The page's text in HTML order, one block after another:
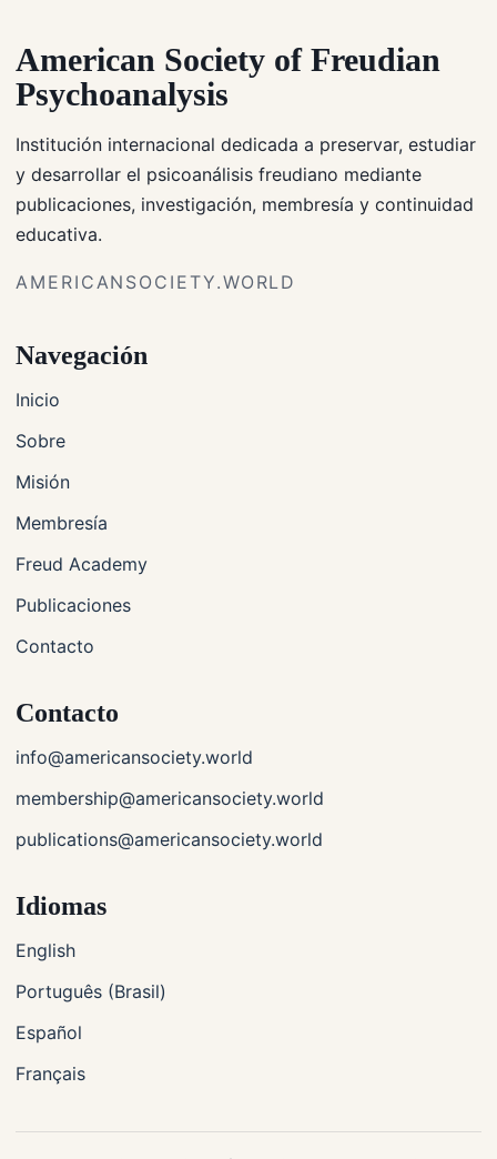
American Society of Freudian
Psychoanalysis
Institución internacional dedicada a preservar, estudiar
y desarrollar el psicoanálisis freudiano mediante
publicaciones, investigación, membresía y continuidad
educativa.
AMERICANSOCIETY.WORLD
Navegación
Inicio
Sobre
Misión
Membresía
Freud Academy
Publicaciones
Contacto
Contacto
info@americansociety.world
membership@americansociety.world
publications@americansociety.world
Idiomas
English
Português (Brasil)
Español
Français